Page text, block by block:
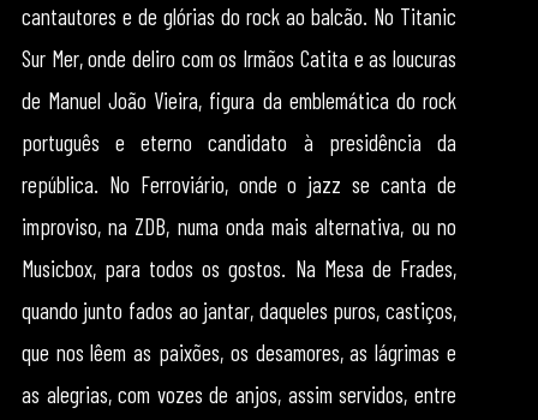
cantautores e de glórias do rock ao balcão. No Titanic
Sur Mer, onde deliro com os Irmãos Catita e as loucuras
de Manuel João Vieira, figura da emblemática do rock
português e eterno candidato à presidência da
república. No Ferroviário, onde o jazz se canta de
improviso, na ZDB, numa onda mais alternativa, ou no
Musicbox, para todos os gostos. Na Mesa de Frades,
quando junto fados ao jantar, daqueles puros, castiços,
que nos lêem as paixões, os desamores, as lágrimas e
as alegrias, com vozes de anjos, assim servidos, entre